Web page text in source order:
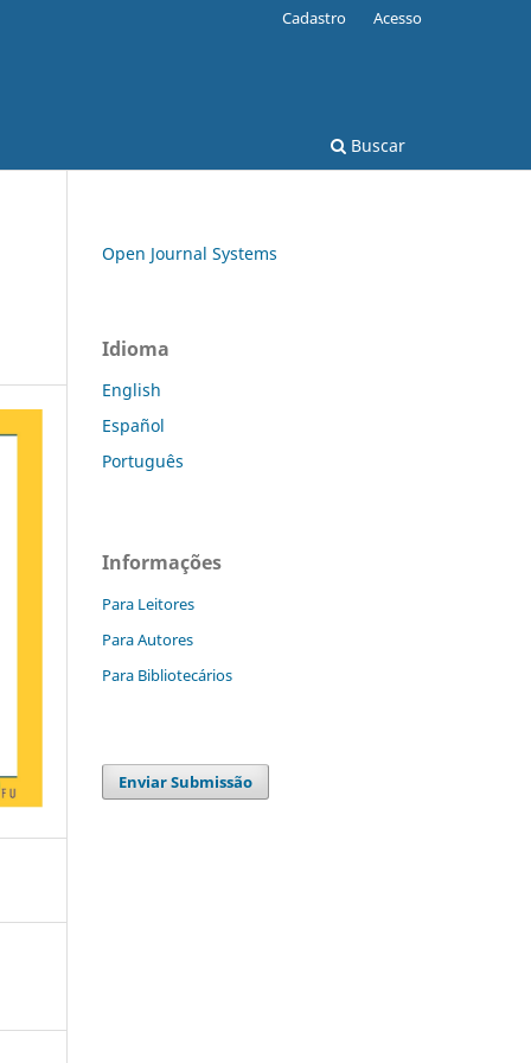
Buscar
Cadastro Acesso
Open Journal Systems
Idioma
English
Español
Português
Informações
Para Leitores
Para Autores
Para Bibliotecários
Enviar Submissão